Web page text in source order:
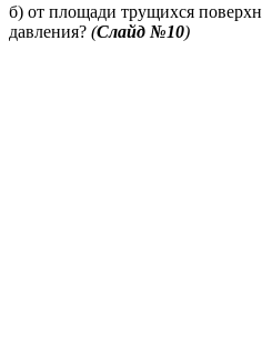
б) от площади трущихся
давления? (Слайд №10)